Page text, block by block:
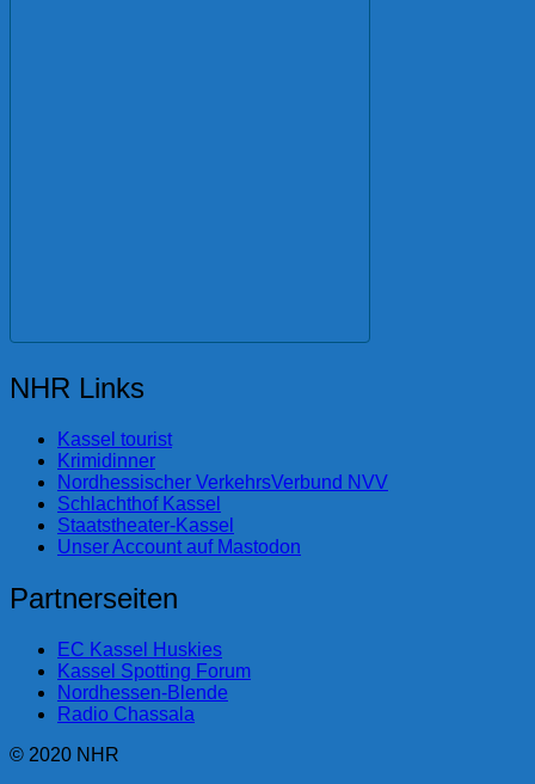
NHR Links
Kassel tourist
Krimidinner
Nordhessischer VerkehrsVerbund NVV
Schlachthof Kassel
Staatstheater-Kassel
Unser Account auf Mastodon
Partnerseiten
EC Kassel Huskies
Kassel Spotting Forum
Nordhessen-Blende
Radio Chassala
© 2020 NHR